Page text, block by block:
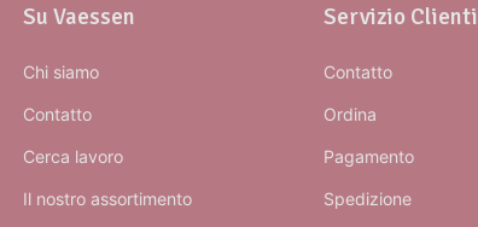
Su Vaessen
Chi siamo
Contatto
Cerca lavoro
Il nostro assortimento
Servizio Clienti
Contatto
Ordina
Pagamento
Spedizione